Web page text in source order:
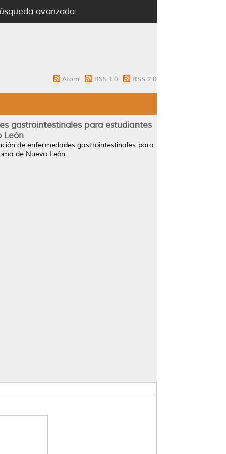
avanzada
Atom RSS 1.0 RSS 2.0
gastrointestinales para estudiantes
León
de enfermedades gastrointestinales para
de Nuevo León.